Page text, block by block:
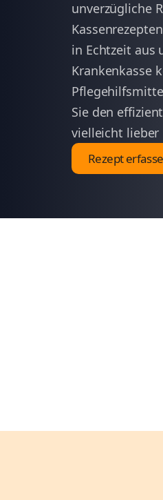
unverzügliche
in Echtzeit aus
Krankenkasse
Sie den
vielleicht lieber
Rezept